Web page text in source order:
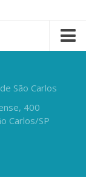
São Carlos
400
Carlos/SP